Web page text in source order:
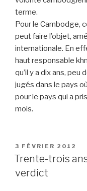
terme.
Pour le Cambodge,
peut faire l’objet,
internationale. En
haut responsable
qu’il y a dix ans,
jugés dans le pays
pour le pays qui a
mois.
PUBLIÉ
LE
3 FÉVRIER 2012
Trente-trois
verdict